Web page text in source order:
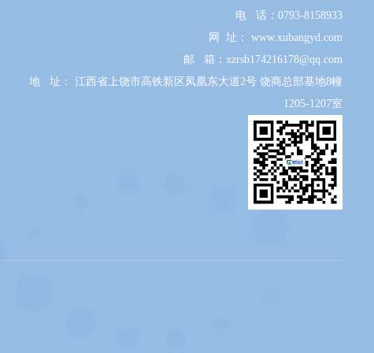
电 话： 0793-8158933
网 址：
www.xubangyd.com
邮 箱：xzrsb174216178@qq.com
地 址： 江西省上饶市高铁新区凤凰东大道2号 饶商总部基地8幢
1205-1207室